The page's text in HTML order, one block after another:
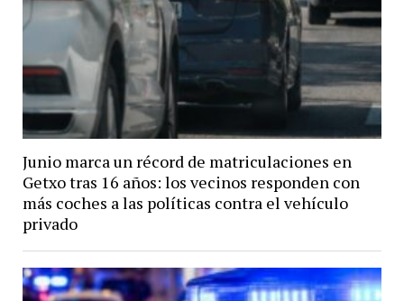
Junio marca un récord de matriculaciones en
Getxo tras 16 años: los vecinos responden con
más coches a las políticas contra el vehículo
privado